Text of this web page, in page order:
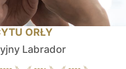
ORŁY
Labrador